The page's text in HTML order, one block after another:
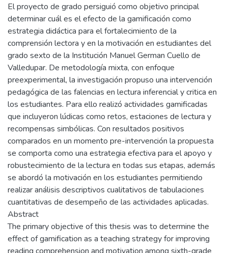
El proyecto de grado persiguió como objetivo principal
determinar cuál es el efecto de la gamificación como
estrategia didáctica para el fortalecimiento de la
comprensión lectora y en la motivación en estudiantes del
grado sexto de la Institución Manuel German Cuello de
Valledupar. De metodología mixta, con enfoque
preexperimental, la investigación propuso una intervención
pedagógica de las falencias en lectura inferencial y critica en
los estudiantes. Para ello realizó actividades gamificadas
que incluyeron lúdicas como retos, estaciones de lectura y
recompensas simbólicas. Con resultados positivos
comparados en un momento pre-intervención la propuesta
se comporta como una estrategia efectiva para el apoyo y
robustecimiento de la lectura en todas sus etapas, además
se abordó la motivación en los estudiantes permitiendo
realizar análisis descriptivos cualitativos de tabulaciones
cuantitativas de desempeño de las actividades aplicadas.
Abstract
The primary objective of this thesis was to determine the
effect of gamification as a teaching strategy for improving